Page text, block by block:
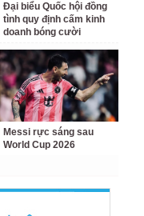
Đại biểu Quốc hội đồng
tình quy định cấm kinh
doanh bóng cười
Messi rực sáng sau
World Cup 2026